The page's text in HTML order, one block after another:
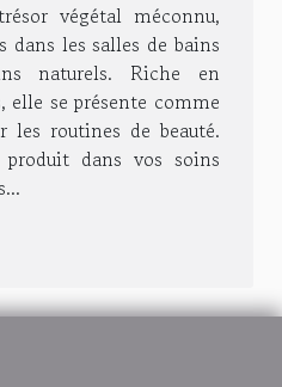
végétal méconnu,
dans les salles de bains
naturels. Riche en
elle se présente comme
routines de beauté.
dans vos soins